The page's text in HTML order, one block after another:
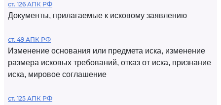
ст. 126 АПК РФ
Документы, прилагаемые к исковому заявлению
ст. 49 АПК РФ
Изменение основания или предмета иска, изменение
размера исковых требований, отказ от иска, признание
иска, мировое соглашение
ст. 125 АПК РФ